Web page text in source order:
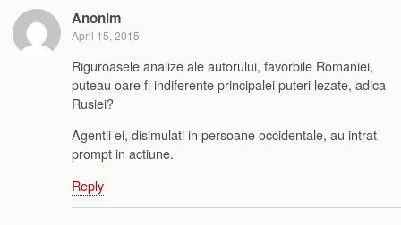
Anonim
April 15, 2015
Riguroasele analize ale autorului, favorbile Romaniei,
puteau oare fi indiferente principalei puteri lezate, adica
Rusiei?
Agentii ei, disimulati in persoane occidentale, au intrat
prompt in actiune.
Reply